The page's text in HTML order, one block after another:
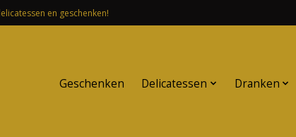
en geschenken!
Geschenken Delicatessen Dranken